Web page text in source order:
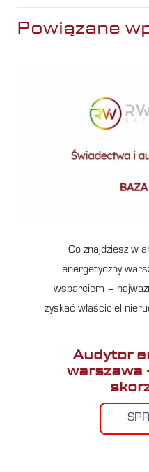
Powiązane
Co znajdziesz w
energetyczny
wsparciem –
zyskać właściciel
Audytor
warszawa